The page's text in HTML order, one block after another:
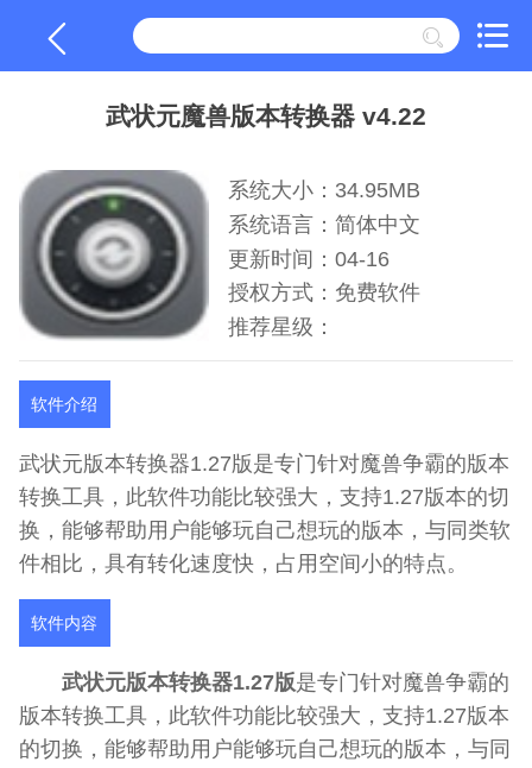
武状元魔兽版本转换器 v4.22
系统大小：34.95MB
系统语言：简体中文
更新时间：04-16
授权方式：免费软件
推荐星级：
软件介绍
武状元版本转换器1.27版是专门针对魔兽争霸的版本
转换工具，此软件功能比较强大，支持1.27版本的切
换，能够帮助用户能够玩自己想玩的版本，与同类软
件相比，具有转化速度快，占用空间小的特点。
软件内容
武状元版本转换器1.27版是专门针对魔兽争霸的
版本转换工具，此软件功能比较强大，支持1.27版本
的切换，能够帮助用户能够玩自己想玩的版本，与同